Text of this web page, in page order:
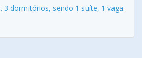
3 dormitórios, sendo 1 suíte, 1 vaga.